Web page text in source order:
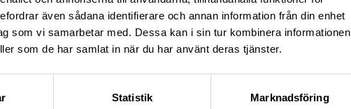
även sådana identifierare och annan information från din enhet
som vi samarbetar med. Dessa kan i sin tur kombinera informationen
som de har samlat in när du har använt deras tjänster.
Statistik Marknadsföring
glädjen att utveckla och ta hand om
jag ganska många år bakom mig som